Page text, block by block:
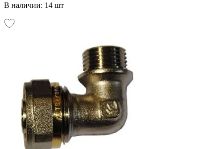
В наличии: 14 шт